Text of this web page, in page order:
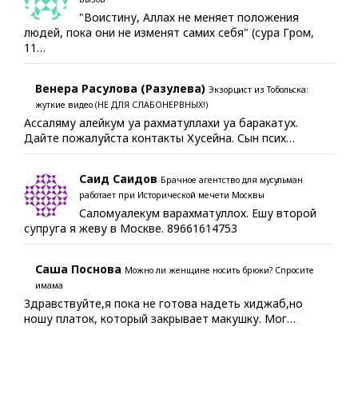
"Воистину, Аллах не меняет положения
людей, пока они не изменят самих себя" (сура Гром,
11…
Венера Расулова (Разулева) Экзорцист из Тобольска:
жуткие видео (НЕ ДЛЯ СЛАБОНЕРВНЫХ!)
Ассаляму алейкум уа рахматуллахи уа баракатух.
Дайте пожалуйста контакты Хусейна. Сын псих…
Саид Саидов Брачное агентство для мусульман
работает при Исторической мечети Москвы
Саломуалекум варахматуллох. Ешу второй
супруга я жеву в Москве. 89661614753
Саша Поснова Можно ли женщине носить брюки? Спросите
имама
Здравствуйте,я пока не готова надеть хиджаб,но
ношу платок, который закрывает макушку. Мог…